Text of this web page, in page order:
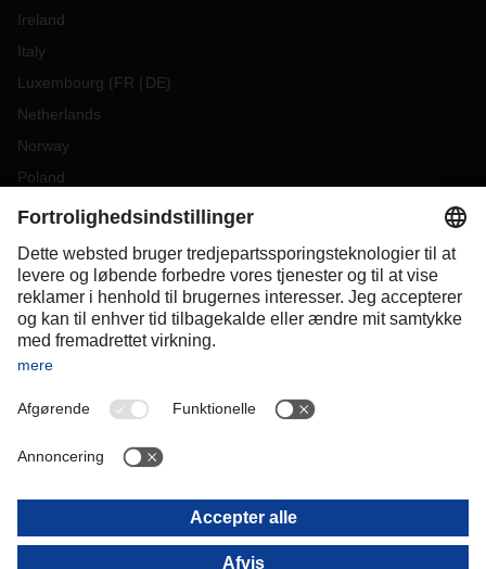
Ireland
Italy
Luxembourg (FR DE)
Netherlands
Norway
Poland
Portugal
Slovakia
Spain
Sweden
Switzerland
OCEANIA